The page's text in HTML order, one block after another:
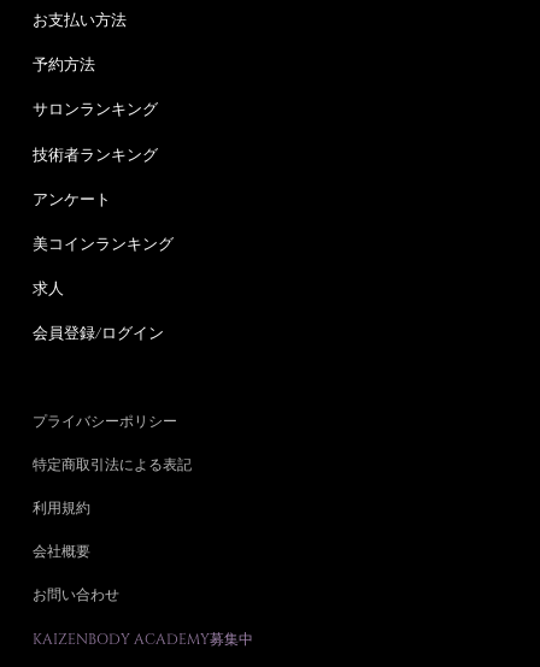
お支払い方法
予約方法
サロンランキング
技術者ランキング
アンケート
美コインランキング
求人
会員登録/ログイン
プライバシーポリシー
特定商取引法による表記
利用規約
会社概要
お問い合わせ
KAIZENBODY ACADEMY募集中